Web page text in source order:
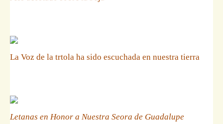
La Voz de la trtola ha sido escuchada en nuestra tierra
Letanas en Honor a Nuestra Seora de Guadalupe